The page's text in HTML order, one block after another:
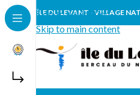
Skip to navigation
Skip to main content
ÎLE DU LEVANT - VILLAGE